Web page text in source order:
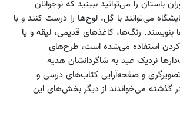
باستان را می‌توانید ببینید که نوجوانان
می‌توانند با گِل، لوح‌ها را درست کنند و با
رنگ‌ها، کاغذهای قدیمی، لیقه و یا
استفاده می‌شده است، طرح‌های
نزدیک عید به شاگردانشان هدیه
و صفحه‌آرایی کتاب‌های درسی و
گذشته می‌خواندند از دیگر بخش‌های این